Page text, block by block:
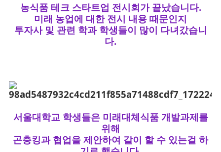
농식품 테크 스타트업 전시회가 끝났습니다.
미래 농업에 대한 전시 내용 때문인지
투자사 및 관련 학과 학생들이 많이 다녀갔습니
다.
서울대학교 학생들은 미래대체식품 개발과제를
위해
곤충킹과 협업을 제안하여 같이 할 수 있는걸 하